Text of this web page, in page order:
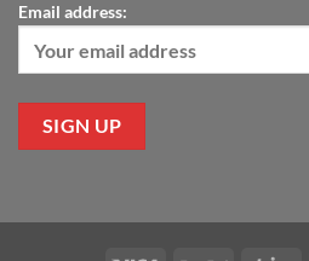
Email address: